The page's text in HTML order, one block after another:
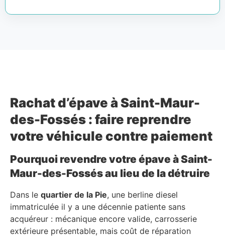
Rachat d’épave à Saint-Maur-
des-Fossés : faire reprendre
votre véhicule contre paiement
Pourquoi revendre votre épave à Saint-
Maur-des-Fossés au lieu de la détruire
Dans le quartier de la Pie, une berline diesel
immatriculée il y a une décennie patiente sans
acquéreur : mécanique encore valide, carrosserie
extérieure présentable, mais coût de réparation